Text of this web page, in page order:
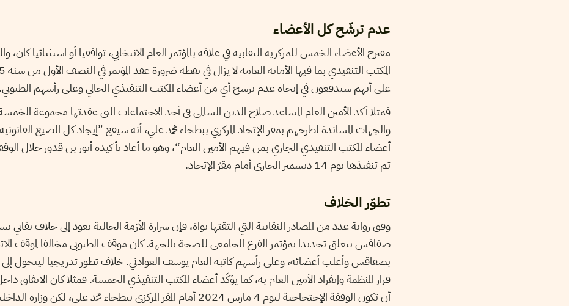
عدم ترشّح كل الأعضاء
مقترح الأعضاء الخمس للمركزية النقابية في علاقة بالمؤتمر العام الانتخابي، توافقيا أو استثنائيا
على أنهم سيدفعون في إتجاه عدم ترشح أي من أعضاء المكتب التنفيذي الحالي وعلى رأسهم الطبوبي.
فمثلا أكد الأمين العام المساعد صلاح الدين السالمي في أحد الاجتماعات التي عقدتها مجموعة
والجهات المساندة لطرحهم بمقر الإتحاد المركزي ببطحاء محمد علي، أنه سيقع ”إيجاد كل الصيغ
أعضاء المكتب التنفيذي الجاري بمن فيهم الأمين العام“، وهو ما أعاد تأكيده أنور بن قدور خلال
تم تنفيذها يوم 14 ديسمبر الجاري أمام مقرّ الإتحاد.
تطوّر الخلاف
وفق رواية عدد من المصادر النقابية التي التقتها نواة، فإن شرارة الأزمة الحالية تعود إلى خلاف
صفاقس يتعلق تحديدا بمؤتمر الفرع الجامعي للصحة بالجهة. كان موقف الطبوبي مخالفا لموقف
بصفاقس وأغلب أعضائه، وعلى رأسهم كاتبه العام يوسف العوادني. خلاف تطور تدريجيا ليتحول إلى
قرار المنظمة وإنفراد الأمين العام به، كما يؤكّد أعضاء المكتب التنفيذي الخمسة. فمثلا كان الاتفاق
أن تكون الوقفة الإحتجاجية ليوم 4 مارس 2024 أمام المقر المركزي ببطحاء محمد علي،